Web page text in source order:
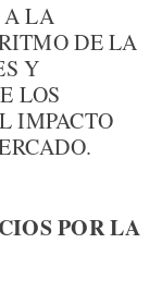
A LA
DE LA
Y
LOS
IMPACTO
POR LA